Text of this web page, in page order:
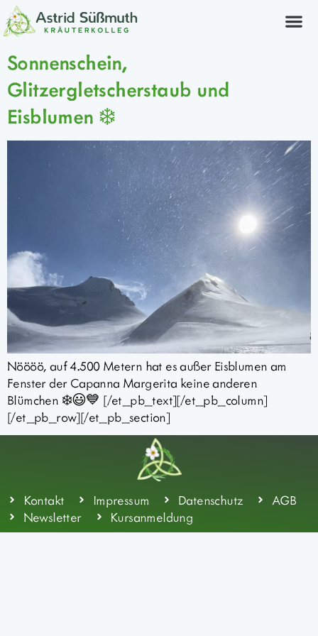
Sonnenschein,
Glitzergletscherstaub und
Eisblumen ❄️
Nöööö, auf 4.500 Metern hat es außer Eisblumen am
Fenster der Capanna Margerita keine anderen
Blümchen ❄️😃💙 [/et_pb_text][/et_pb_column]
[/et_pb_row][/et_pb_section]
Kontakt Impressum Datenschutz
AGB
Newsletter
Kursanmeldung